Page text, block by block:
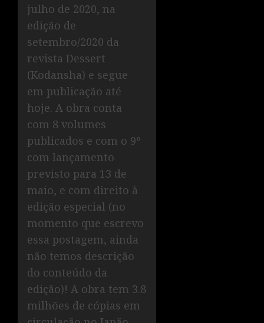
julho de 2020, na
edição de
setembro/2020 da
revista Dessert
(Kodansha) e segue
em publicação até
hoje. A obra conta
com 8 volumes
publicados e com o 9º
com lançamento
previsto para 13 de
maio, e com direito à
edição especial (no
momento que escrevo
essa postagem, ainda
não temos descrição
do conteúdo da
edição)! A obra tem 3.8
milhões de cópias em